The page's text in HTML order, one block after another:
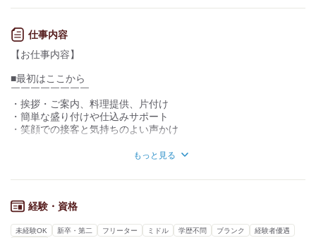
任されるスタッフになりました！
■キャリアアップも視野に
￣￣￣￣￣￣￣￣￣￣￣￣
飲食業界は初めてだったBさんですが、
今では店舗運営も任されています。
と嬉しそうに話していました。
■働きやすさ抜群の好待遇
◎ 駅チカだから通勤もラクラク♪
異業種で培ったスキルや経験が活きる職場です◎
充実の環境で始めてみませんか？
仕事内容
【お仕事内容】
■最初はここから
￣￣￣￣￣￣￣￣
・挨拶・ご案内、料理提供、片付け
・簡単な盛り付けや仕込みサポート
・笑顔での接客と気持ちのよい声かけ
・予約管理や席のご案内オペレーション
・在庫・発注、数値管理の基礎
・SNS発信やイベント企画で集客サポート
もっと見る
経験・資格
未経験OK 新卒・第二 フリーター ミドル 学歴不問 ブランク
経験者優遇